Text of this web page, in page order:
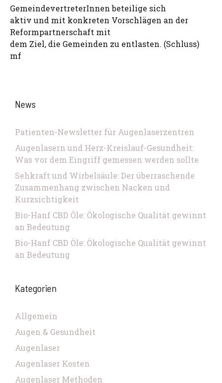
GemeindevertreterInnen beteilige sich
aktiv und mit konkreten Vorschlägen an der
Reformpartnerschaft mit
dem Ziel, die Gemeinden zu entlasten. (Schluss)
mf
News
Patienten-Newsletter für Augenlaserzentren
Augenlasern und Herz-Kreislauf-Gesundheit:
Was vor dem Eingriff gemessen werden sollte
Sehkraft und Wirbelsäule: Der überraschende
Zusammenhang zwischen Nacken und
Kurzsichtigkeit
Bio-Hanf CBD Öle: Ökologische Qualität gewinnt
an Bedeutung
Bio-Hanf CBD Öle: Ökologische Qualität gewinnt
an Bedeutung
Kategorien
Allgemein
Augen & Gesundheit
Augenlaser
Augenlaser Kosten
Augenlaser Methoden